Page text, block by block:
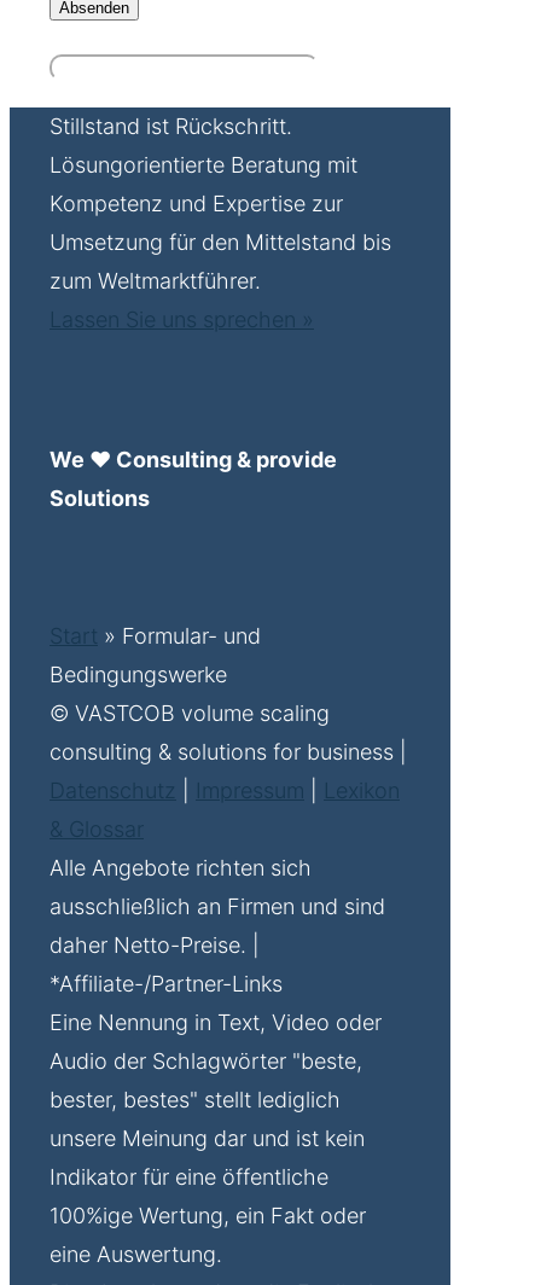
Stillstand ist Rückschritt.
Lösungorientierte Beratung mit
Kompetenz und Expertise zur
Umsetzung für den Mittelstand bis
zum Weltmarktführer.
Lassen Sie uns sprechen »
We ♥ Consulting & provide
Solutions
Start » Formular- und
Bedingungswerke
© VASTCOB volume scaling
consulting & solutions for business |
Datenschutz
Impressum
Lexikon
& Glossar
Alle Angebote richten sich
ausschließlich an Firmen und sind
daher Netto-Preise. |
*Affiliate-/Partner-Links
Eine Nennung in Text, Video oder
Audio der Schlagwörter "beste,
bester, bestes" stellt lediglich
unsere Meinung dar und ist kein
Indikator für eine öffentliche
100%ige Wertung, ein Fakt oder
eine Auswertung.